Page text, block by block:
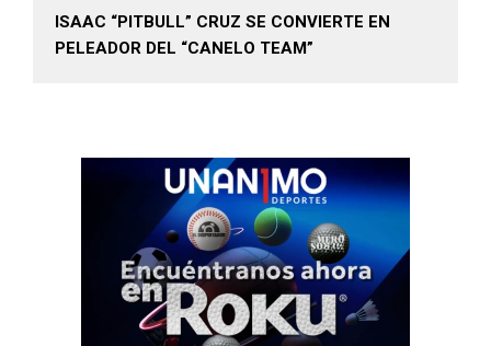
ISAAC “PITBULL” CRUZ SE CONVIERTE EN
PELEADOR DEL “CANELO TEAM”